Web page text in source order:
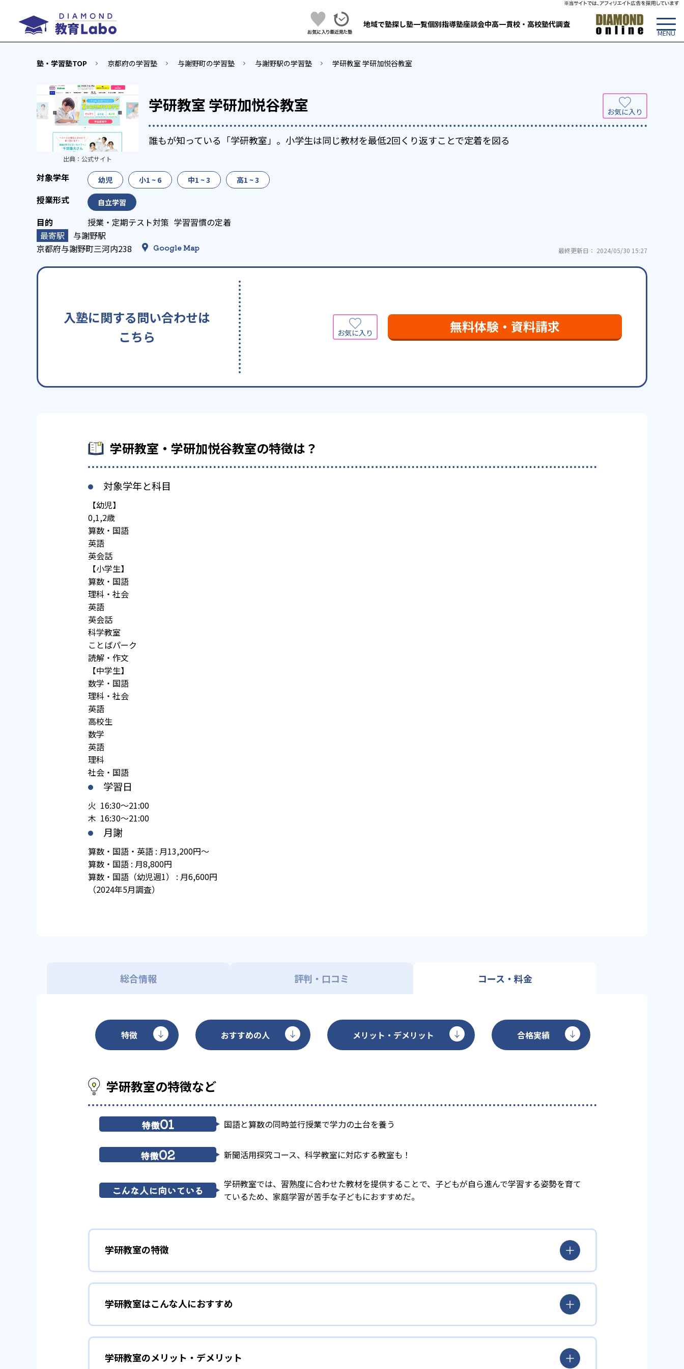
地域で塾探し塾一覧個別指導塾座談会中高一貫校・高校塾代調査
塾・学習塾TOP 京都府の学習塾 与謝野町の学習塾 与謝野駅の学習塾 学研教室 学研加悦谷教室
学研教室 学研加悦谷教室
誰もが知っている「学研教室」。小学生は同じ教材を最低2回くり返すことで定着を図る
出典： 公式サイト
幼児 小1 ~ 6 中1 ~ 3 高1 ~ 3
自立学習
授業・定期テスト対策 学習習慣の定着
与謝野駅
京都府与謝野町三河内238
Google Map 最終更新日： 2024/05/30 15:27
入塾に関する問い合わせは
こちら
無料体験・資料請求
学研教室・学研加悦谷教室の特徴は？
対象学年と科目
【幼児】
0,1,2歳
算数・国語
英語
英会話
【小学生】
算数・国語
理科・社会
英語
英会話
科学教室
ことばパーク
読解・作文
【中学生】
数学・国語
理科・社会
英語
高校生
数学
英語
理科
社会・国語
学習日
火 16:30～21:00
木 16:30～21:00
月謝
算数・国語・英語 : 月13,200円～
算数・国語 : 月8,800円
算数・国語（幼児週1） : 月6,600円
（2024年5月調査）
総合情報 評判・口コミ コース・料金
特徴 おすすめの人 メリット・デメリット 合格実績
学研教室の特徴など
特徴01 国語と算数の同時並行授業で学力の土台を養う
特徴02 新聞活用探究コース、科学教室に対応する教室も！
こんな人に向いている
学研教室では、習熟度に合わせた教材を提供することで、子どもが自ら進んで学習する姿勢を育て
ているため、家庭学習が苦手な子どもにおすすめだ。
学研教室の特徴
01 3歳から高校生まで「無学年方式」で個別指導
学研教室は、0･1･2歳から高校生までを対象として個別指導を行っている。学校の進度や学年にとらわれず、生徒の理解度を最優
先して学習を進める「無学年方式」を採用していることが特徴だ。この「無学年方式」では、生徒が個々のペースで学習すること
ができるため、一度立ち止まってわからないところをしっかり学習したり、余裕がある場合はどんどん先取り学習を進めたりする
学研教室はこんな人におすすめ
勉強全体の底力を上げたい人向け
学研教室は、生徒の「わかった！」を重視する形で個別指導を行っている。無理なく学習を進められるよう「無学年方式」を採用
学研教室のメリット・デメリット